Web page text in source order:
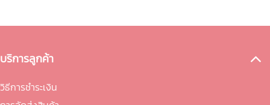
บริการลูกค้า
วิธีการชำระเงิน